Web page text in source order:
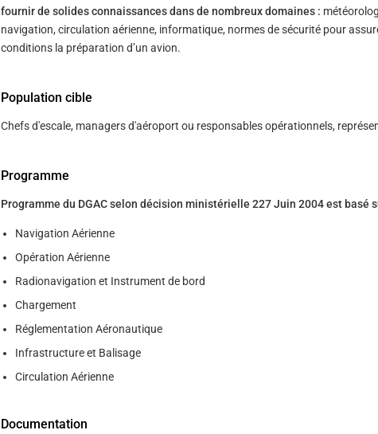
fournir de solides connaissances dans de nombreux domaines :
navigation, circulation aérienne, informatique, normes de sécurité pour
conditions la préparation d’un avion.
Population cible
Chefs d'escale, managers d'aéroport ou responsables opérationnels,
Programme
Programme du DGAC selon décision ministérielle 227 Juin 2004 est basé
Navigation Aérienne
Opération Aérienne
Radionavigation et Instrument de bord
Chargement
Réglementation Aéronautique
Infrastructure et Balisage
Circulation Aérienne
Documentation